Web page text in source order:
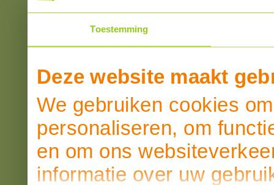
Toestemming
Deze website maakt
We gebruiken cookies
personaliseren, om
en om ons
informatie over uw